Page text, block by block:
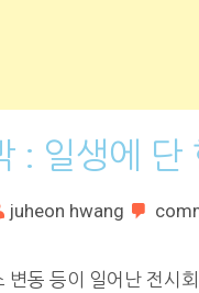
: 일생에 단
juheon hwang
변동 등이 일어난 전